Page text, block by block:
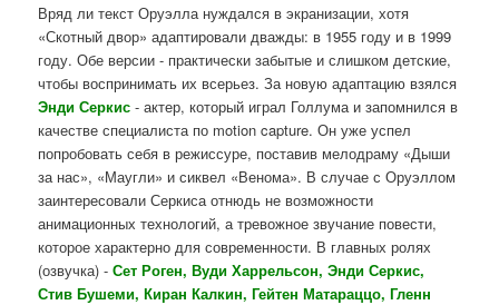
Вряд ли текст Оруэлла нуждался в экранизации, хотя
«Скотный двор» адаптировали дважды: в 1955 году и в 1999
году. Обе версии - практически забытые и слишком детские,
чтобы воспринимать их всерьез. За новую адаптацию взялся
Энди Серкис - актер, который играл Голлума и запомнился в
качестве специалиста по motion capture. Он уже успел
попробовать себя в режиссуре, поставив мелодраму «Дыши
за нас», «Маугли» и сиквел «Венома». В случае с Оруэллом
заинтересовали Серкиса отнюдь не возможности
анимационных технологий, а тревожное звучание повести,
которое характерно для современности. В главных ролях
(озвучка) -Сет Роген, Вуди Харрельсон, Энди Серкис,
Стив Бушеми, Киран Калкин, Гейтен Матараццо, Гленн